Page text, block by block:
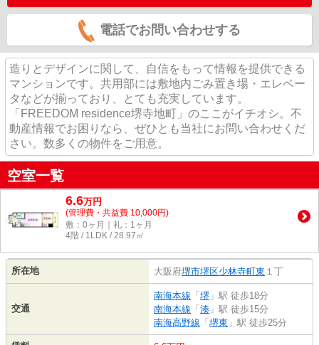
電話でお問い合わせする
造りとデザインに関して、自信をもって情報を提供できる
マンションです。共用部には敷地内ごみ置き場・エレベー
タなどが揃っており、とても充実しています。
「FREEDOM residence堺寺地町」のここがイチオシ。不
動産情報でお困りなら、ぜひとも当社にお問い合わせくだ
さい。数多くの物件をご用意。
空室一覧
6.6万円
(管理費・共益費 10,000円)
敷：0ヶ月｜礼：1ヶ月
4階 / 1LDK / 28.97㎡
所在地 大阪府堺市堺区少林寺町東 １丁
交通
南海本線 「 堺 」駅 徒歩18分
南海本線 「 湊 」駅 徒歩15分
南海高野線 「 堺東 」駅 徒歩25分